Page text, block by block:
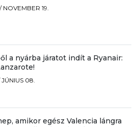
/ NOVEMBER 19.
a nyárba járatot indít a Ryanair:
JÚNIUS 08.
amikor egész Valencia lángra